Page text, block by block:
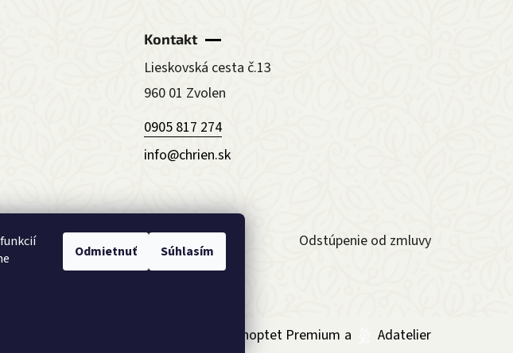
Odmietnuť Súhlasím
Kontakt
Lieskovská cesta č.13
960 01 Zvolen
0905 817 274
info@chrien.sk
Reklamačný formulár Odstúpenie od zmluvy
Vytvoril Shoptet Premium a Adatelier